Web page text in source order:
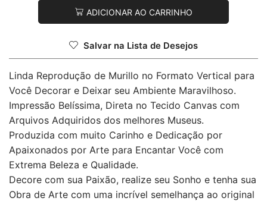
ADICIONAR AO CARRINHO
Salvar na Lista de Desejos
Linda Reprodução de Murillo no Formato Vertical para
Você Decorar e Deixar seu Ambiente Maravilhoso.
Impressão Belíssima, Direta no Tecido Canvas com
Arquivos Adquiridos dos melhores Museus.
Produzida com muito Carinho e Dedicação por
Apaixonados por Arte para Encantar Você com
Extrema Beleza e Qualidade.
Decore com sua Paixão, realize seu Sonho e tenha sua
Obra de Arte com uma incrível semelhança ao original